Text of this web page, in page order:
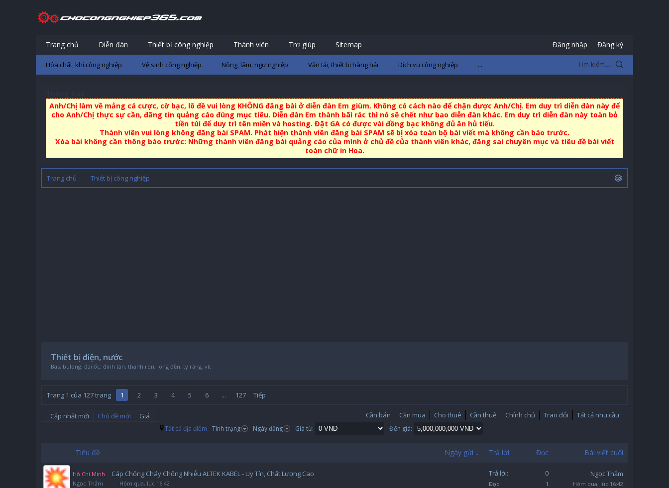
Anh/Chị làm về mảng cá cược, cờ bạc, lô đề vui lòng KHÔNG đăng bài ở diễn đàn Em giùm. Không có cách nào để chặn được Anh/Chị. Em duy trì diễn đàn này để
cho Anh/Chị thực sự cần, đăng tin quảng cáo đúng mục tiêu. Diễn đàn Em thành bãi rác thì nó sẽ chết như bao diễn đàn khác. Em duy trì diễn đàn này toàn bỏ
tiền túi để duy trì tên miền và hosting. Đặt GA có được vài đồng bạc không đủ ăn hủ tiếu.
Thành viên vui lòng không đăng bài SPAM. Phát hiện thành viên đăng bài SPAM sẽ bị xóa toàn bộ bài viết mà không cần báo trước.
Xóa bài không cần thông báo trước: Những thành viên đăng bài quảng cáo của mình ở chủ đề của thành viên khác, đăng sai chuyên mục và tiêu đề bài viết
toàn chữ in Hoa.
Trang chủ Thiết bị công nghiệp
Thiết bị điện, nước
Bas, bulong, đai ốc, đinh tán, thanh ren, long đền, ty răng, vít
Trang 1 của 127 trang 1 2 3 4 5 6 ... 127 Tiếp
Cập nhật mới Chủ đề mới Giá Cần bán Cần mua Cho thuê Cần thuê Chính chủ Trao đổi Tất cả nhu cầu
Tất cả địa điểm Tình trạng Ngày đăng Giá từ: Đến giá:
Tiêu đề Ngày gửi ↓ Trả lời Đọc Bài viết cuối
Hồ Chí Minh Cáp Chống Cháy Chống Nhiễu ALTEK KABEL - Uy Tín, Chất Lượng Cao
Ngọc Thắm Hôm qua, lúc 16:42
Trả lời: 0
Đọc: 1
Ngọc Thắm
Hôm qua, lúc 16:42
Trang chủ Diễn đàn Thiết bị công nghiệp
Hóa chất, khí công nghiệp Vệ sinh công nghiệp Nông, lâm, ngư nghiệp Vận tải, thiết bị hàng hải Dịch vụ công nghiệp ...
Thành viên Trợ giúp Sitemap Đăng nhập Đăng ký